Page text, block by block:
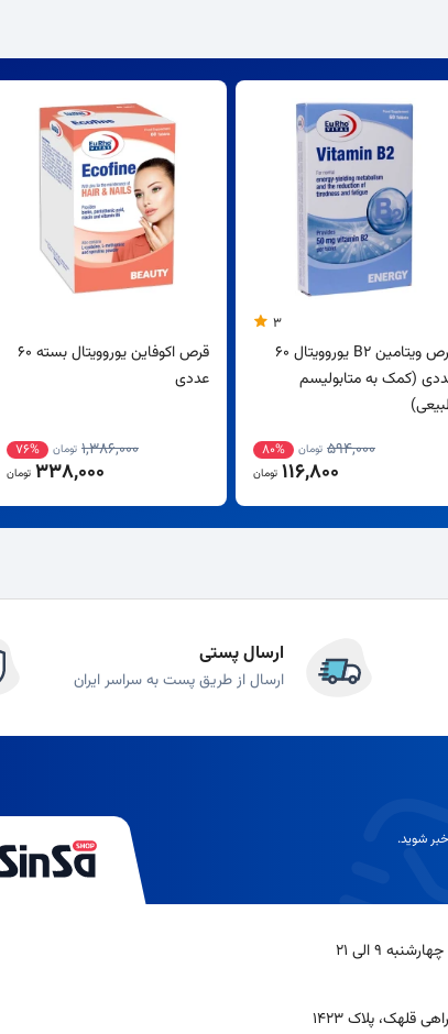
3
قرص ویتامین B2 یوروویتال 60
(کمک به متابولیسم
594,000 تومان 80%
116,800 تومان
قرص اکوفاین یوروویتال بسته 60
عددی
1,386,000 تومان 76%
338,000 تومان
ارسال پستی
ارسال از طریق پست به سراسر ایران
شوید.
9 الی 21
قلهک، پلاک 1423